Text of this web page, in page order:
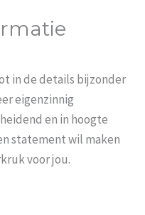
in de details bijzonder
eigenzinnig
en in hoogte
statement wil maken
voor jou.